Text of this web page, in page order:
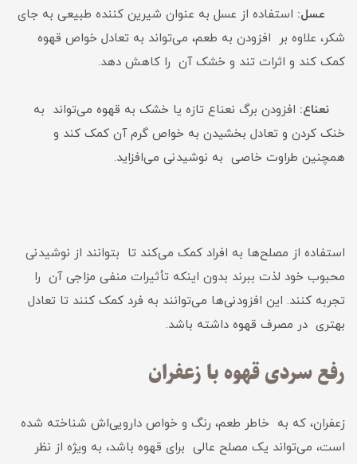
عسل: استفاده از عسل به عنوان شیرین کننده طبیعی به جای
شکر، علاوه بر افزودن به طعم، می‌تواند به تعادل خواص قهوه
کمک کند و اثرات تند و خشک آن را کاهش دهد.
نعناع: افزودن برگ نعناع تازه یا خشک به قهوه می‌تواند به
خنک کردن و تعادل بخشیدن به خواص گرم آن کمک کند و
همچنین طراوت خاصی به نوشیدنی می‌افزاید.
استفاده از مصلح‌ها به افراد کمک می‌کند تا بتوانند از نوشیدنی
محبوب خود لذت ببرند بدون اینکه تأثیرات منفی مزاجی آن را
تجربه کنند. این افزودنی‌ها می‌توانند به فرد کمک کنند تا تعادل
بهتری در مصرف قهوه داشته باشد.
رفع سردی قهوه با زعفران
زعفران، که به خاطر طعم، رنگ و خواص دارویی‌اش شناخته شده
است، می‌تواند یک مصلح عالی برای قهوه باشد، به ویژه از نظر